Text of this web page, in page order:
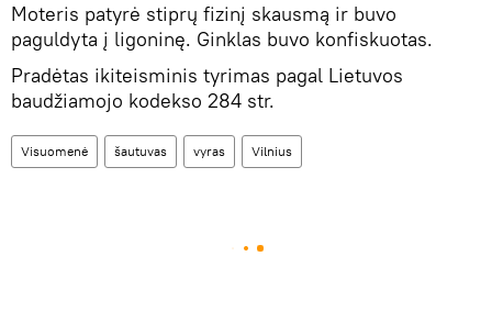
Moteris patyrė stiprų fizinį skausmą ir buvo
paguldyta į ligoninę. Ginklas buvo konfiskuotas.
Pradėtas ikiteisminis tyrimas pagal Lietuvos
baudžiamojo kodekso 284 str.
Visuomenė šautuvas vyras Vilnius